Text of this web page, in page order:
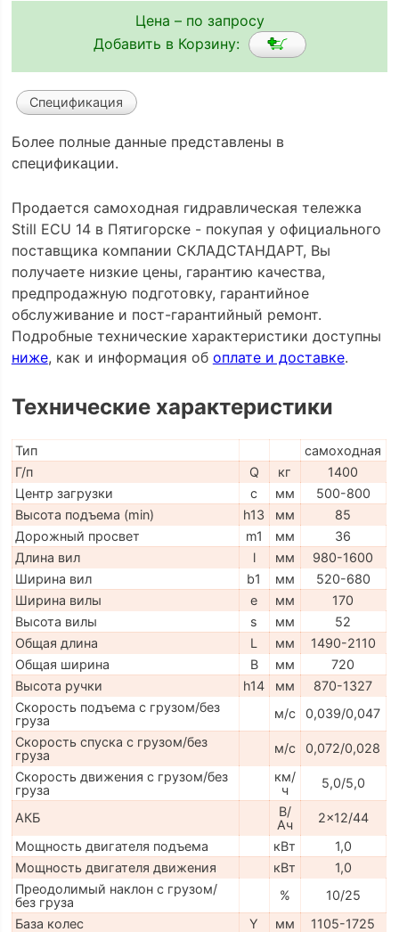
Цена – по запросу
Добавить в Корзину:
Спецификация
Более полные данные представлены в
спецификации.
Продается самоходная гидравлическая тележка
Still ECU 14 в Пятигорске - покупая у официального
поставщика компании СКЛАДСТАНДАРТ, Вы
получаете низкие цены, гарантию качества,
предпродажную подготовку, гарантийное
обслуживание и пост-гарантийный ремонт.
Подробные технические характеристики доступны
ниже, как и информация об оплате и доставке.
Технические характеристики
Тип
самоходная
Г/п
Q кг
1400
Центр загрузки
c мм
500-800
Высота подъема (min)
h13 мм
85
Дорожный просвет
m1 мм
36
Длина вил
l мм
980-1600
Ширина вил
b1 мм
520-680
Ширина вилы
e мм
170
Высота вилы
s мм
52
Общая длина
L мм
1490-2110
Общая ширина
B мм
720
Высота ручки
h14 мм
870-1327
Скорость подъема с грузом/без
груза
м/с
0,039/0,047
Скорость спуска с грузом/без
груза
м/с
0,072/0,028
Скорость движения с грузом/без
груза
км/
ч
5,0/5,0
АКБ
В/
Ач
2x12/44
Мощность двигателя подъема
кВт
1,0
Мощность двигателя движения
кВт
1,0
Преодолимый наклон с грузом/
без груза
%
10/25
База колес
Y мм
1105-1725